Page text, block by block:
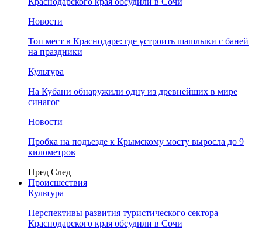
Новости
Топ мест в Краснодаре: где устроить шашлыки с баней
на праздники
Культура
На Кубани обнаружили одну из древнейших в мире
синагог
Новости
Пробка на подъезде к Крымскому мосту выросла до 9
километров
Пред След
Происшествия
Культура
Перспективы развития туристического сектора
Краснодарского края обсудили в Сочи